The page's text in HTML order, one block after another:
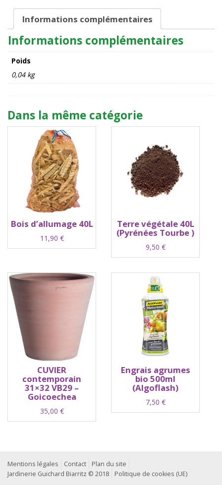
finition
givre
rouge
et
blanc
Informations complémentaires
Informations complémentaires
Poids
0,04 kg
Dans la même catégorie
Bois d’allumage 40L
11,90 €
Terre végétale 40L
(Pyrénées Tourbe )
9,50 €
CUVIER
contemporain
31×32 VB29 –
Goicoechea
35,00 €
Engrais agrumes
bio 500ml
(Algoflash)
7,50 €
Mentions légales Contact
Plan du site
Jardinerie Guichard Biarritz © 2018
Politique de cookies (UE)